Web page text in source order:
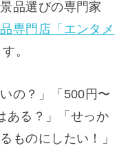
品選びの専門家
専門店「エンタメ
。
の？」「500円〜
ある？」「せっか
ものにしたい！」